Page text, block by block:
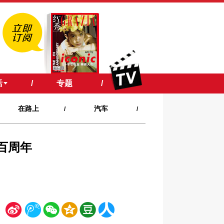
/ 专题 /
在路上 / 汽车 /
周年
新 腾 微 空 豆